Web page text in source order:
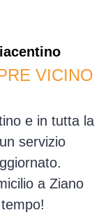
VICINO
e in tutta la
servizio
a Ziano